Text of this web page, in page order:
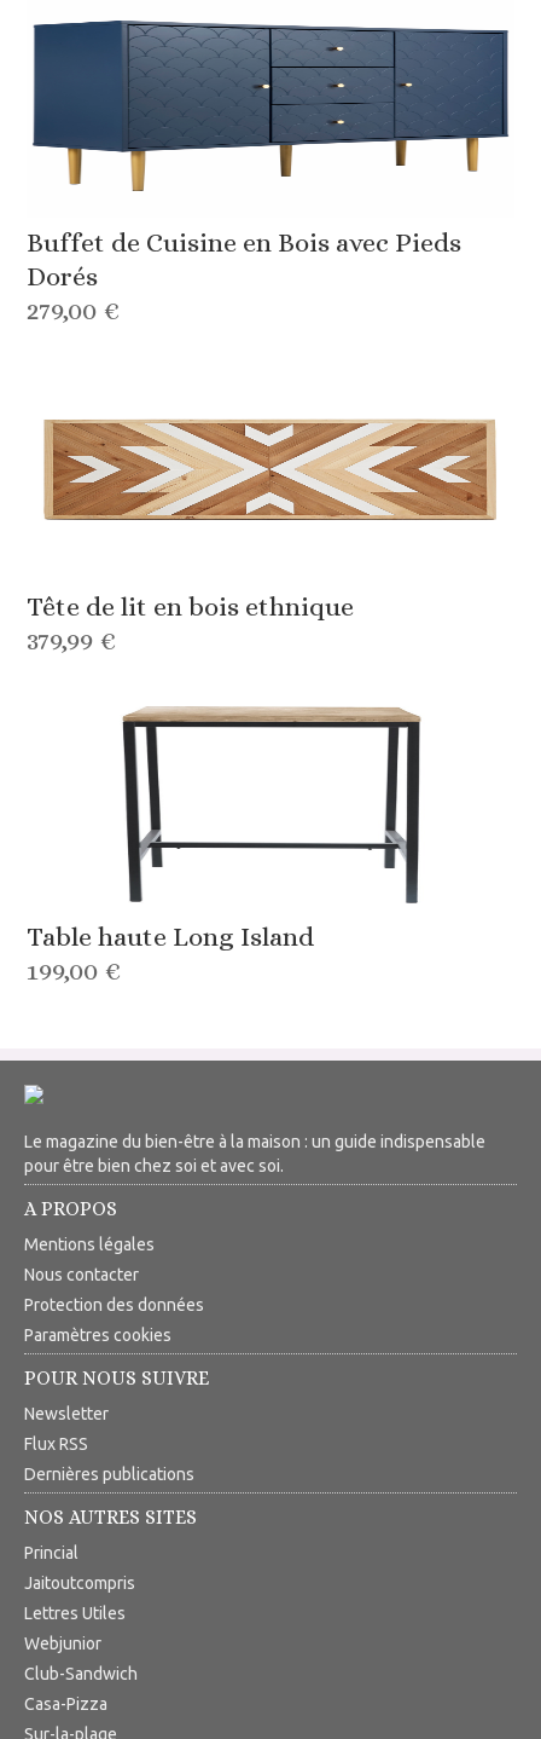
Buffet de Cuisine en Bois avec Pieds
Dorés
279,00 €
Tête de lit en bois ethnique
379,99 €
Table haute Long Island
199,00 €
Le magazine du bien-être à la maison : un guide indispensable
pour être bien chez soi et avec soi.
A PROPOS
Mentions légales
Nous contacter
Protection des données
Paramètres cookies
POUR NOUS SUIVRE
Newsletter
Flux RSS
Dernières publications
NOS AUTRES SITES
Princial
Jaitoutcompris
Lettres Utiles
Webjunior
Club-Sandwich
Casa-Pizza
Sur-la-plage